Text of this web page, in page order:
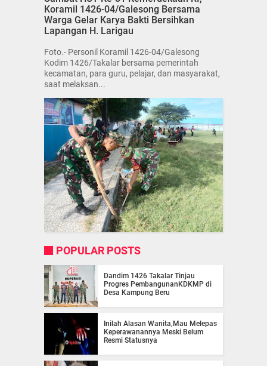
Koramil 1426-04/Galesong Bersama
Warga Gelar Karya Bakti Bersihkan
Lapangan H. Larigau
Foto.- Personil Koramil 1426-04/Galesong
Kodim 1426/Takalar bersama pemerintah
kecamatan, para guru, pelajar, dan masyarakat,
saat melaksan...
POPULAR POSTS
Dandim 1426 Takalar Tinjau
Progres PembangunanKDKMP di
Desa Kampung Beru
Inilah Alasan Wanita,Mau Melepas
Keperawanannya Meski Belum
Resmi Statusnya